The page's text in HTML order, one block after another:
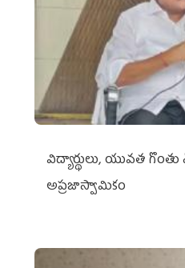
విద్యార్థులు, యువత గొంతు
అప్రజాస్వామికం